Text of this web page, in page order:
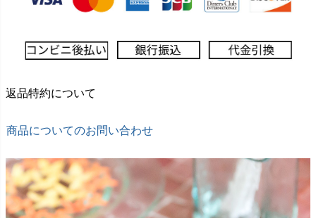
返品特約について
商品についてのお問い合わせ